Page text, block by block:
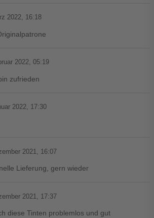
2022, 16:18
2022, 05:19
zufrieden
2022, 17:30
2021, 16:07
Lieferung, gern wieder
2021, 17:37
diese Tinten problemlos und gut